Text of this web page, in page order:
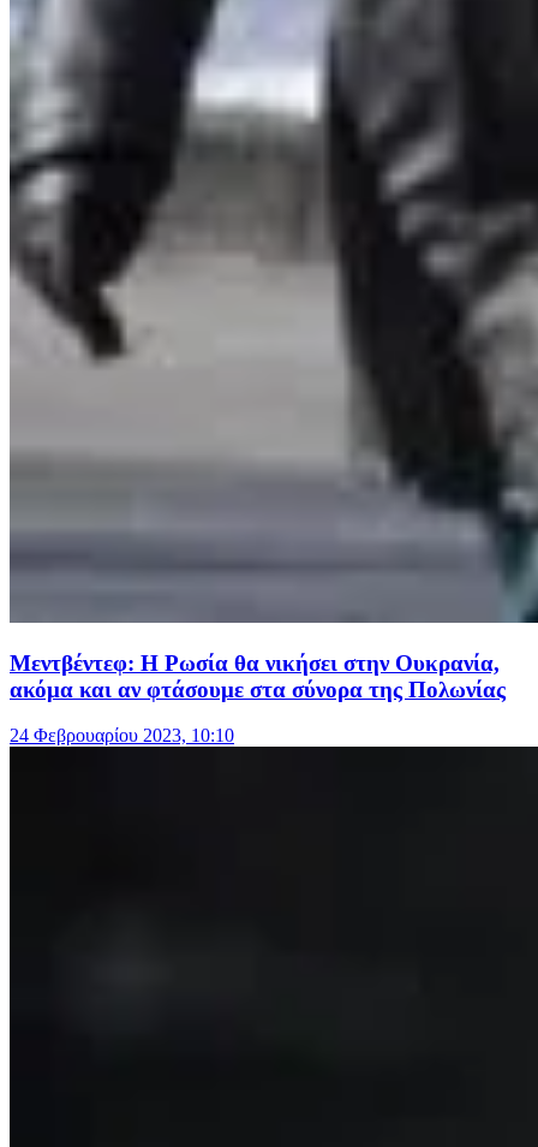
Μεντβέντεφ: Η Ρωσία θα νικήσει στην Ουκρανία,
ακόμα και αν φτάσουμε στα σύνορα της Πολωνίας
24 Φεβρουαρίου 2023, 10:10